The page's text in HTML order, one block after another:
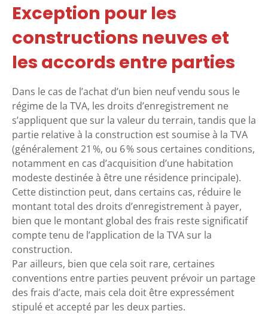
Exception pour les
constructions neuves et
les accords entre parties
Dans le cas de l’achat d’un bien neuf vendu sous le
régime de la TVA, les droits d’enregistrement ne
s’appliquent que sur la valeur du terrain, tandis que la
partie relative à la construction est soumise à la TVA
(généralement 21 %, ou 6 % sous certaines conditions,
notamment en cas d’acquisition d’une habitation
modeste destinée à être une résidence principale).
Cette distinction peut, dans certains cas, réduire le
montant total des droits d’enregistrement à payer,
bien que le montant global des frais reste significatif
compte tenu de l’application de la TVA sur la
construction.
Par ailleurs, bien que cela soit rare, certaines
conventions entre parties peuvent prévoir un partage
des frais d’acte, mais cela doit être expressément
stipulé et accepté par les deux parties.